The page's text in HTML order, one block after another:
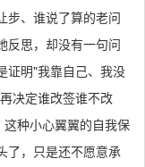
步、谁说了算的老问
反思，却没有一句问
证明"我靠自己、我没
决定谁改签谁不改
种小心翼翼的自我保
了，只是还不愿意承